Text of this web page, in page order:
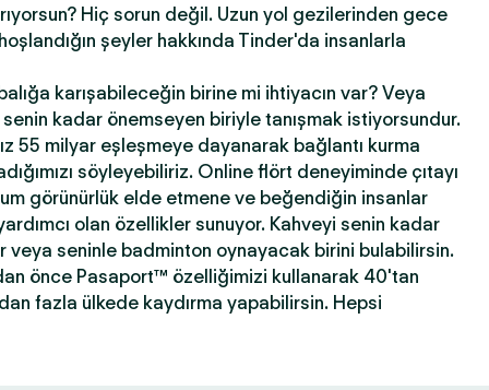
Hiç sorun değil. Uzun yol gezilerinden gece
şeyler hakkında Tinder'da insanlarla
karışabileceğin birine mi ihtiyacın var? Veya
kadar önemseyen biriyle tanışmak istiyorsundur.
55 milyar eşleşmeye dayanarak bağlantı kurma
söyleyebiliriz. Online flört deneyiminde çıtayı
görünürlük elde etmene ve beğendiğin insanlar
olan özellikler sunuyor. Kahveyi senin kadar
veya seninle badminton oynayacak birini bulabilirsin.
önce Pasaport™ özelliğimizi kullanarak 40'tan
fazla ülkede kaydırma yapabilirsin. Hepsi